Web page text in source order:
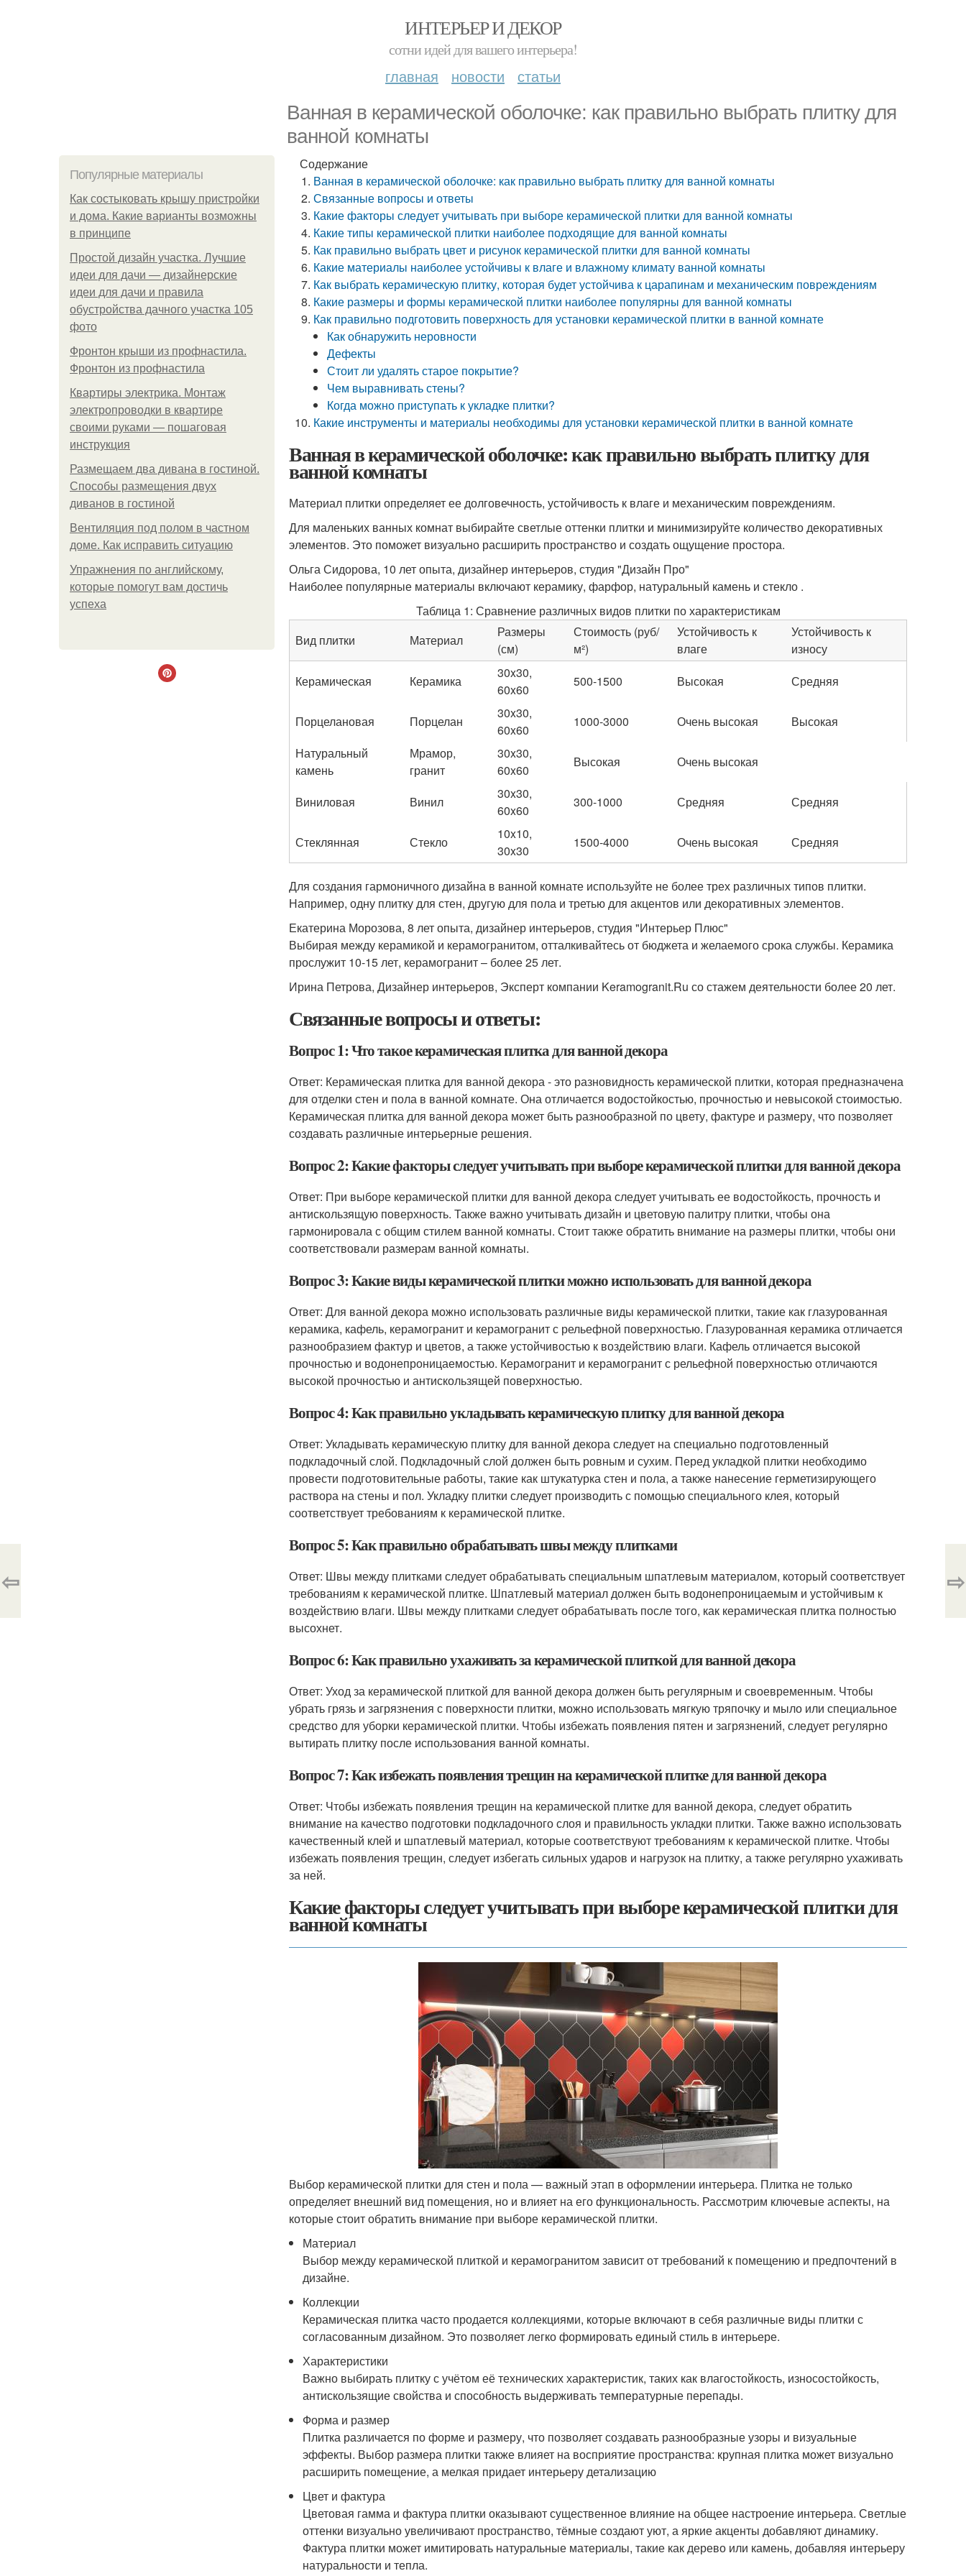
ИНТЕРЬЕР И ДЕКОР
сотни идей для вашего интерьера!
главная новости статьи
Ванная в керамической оболочке: как правильно выбрать плитку для
ванной комнаты
Популярные материалы
Как состыковать крышу пристройки
и дома. Какие варианты возможны
в принципе
Простой дизайн участка. Лучшие
идеи для дачи — дизайнерские
идеи для дачи и правила
обустройства дачного участка 105
фото
Фронтон крыши из профнастила.
Фронтон из профнастила
Квартиры электрика. Монтаж
электропроводки в квартире
своими руками — пошаговая
инструкция
Размещаем два дивана в гостиной.
Способы размещения двух
диванов в гостиной
Вентиляция под полом в частном
доме. Как исправить ситуацию
Упражнения по английскому,
которые помогут вам достичь
успеха
Содержание
Ванная в керамической оболочке: как правильно выбрать плитку для ванной комнаты
Связанные вопросы и ответы
Какие факторы следует учитывать при выборе керамической плитки для ванной комнаты
Какие типы керамической плитки наиболее подходящие для ванной комнаты
Как правильно выбрать цвет и рисунок керамической плитки для ванной комнаты
Какие материалы наиболее устойчивы к влаге и влажному климату ванной комнаты
Как выбрать керамическую плитку, которая будет устойчива к царапинам и механическим повреждениям
Какие размеры и формы керамической плитки наиболее популярны для ванной комнаты
Как правильно подготовить поверхность для установки керамической плитки в ванной комнате
Как обнаружить неровности
Дефекты
Стоит ли удалять старое покрытие?
Чем выравнивать стены?
Когда можно приступать к укладке плитки?
Какие инструменты и материалы необходимы для установки керамической плитки в ванной комнате
Ванная в керамической оболочке: как правильно выбрать плитку для
ванной комнаты
Материал плитки определяет ее долговечность, устойчивость к влаге и механическим повреждениям.
Для маленьких ванных комнат выбирайте светлые оттенки плитки и минимизируйте количество декоративных
элементов. Это поможет визуально расширить пространство и создать ощущение простора.
Ольга Сидорова, 10 лет опыта, дизайнер интерьеров, студия "Дизайн Про"
Наиболее популярные материалы включают керамику, фарфор, натуральный камень и стекло .
Таблица 1: Сравнение различных видов плитки по характеристикам
Вид плитки
Материал
Размеры
(см)
Стоимость (руб/
м²)
Устойчивость к
влаге
Устойчивость к
износу
Керамическая
Керамика
30x30,
60x60
500-1500 Высокая Средняя
Порцелановая Порцелан
30x30,
60x60
1000-3000 Очень высокая
Высокая
Натуральный
камень
Мрамор,
гранит
30x30,
60x60
Высокая Очень высокая
Виниловая Винил
30x30,
60x60
300-1000 Средняя Средняя
Стеклянная Стекло
10x10,
30x30
1500-4000 Очень высокая Средняя
Для создания гармоничного дизайна в ванной комнате используйте не более трех различных типов плитки.
Например, одну плитку для стен, другую для пола и третью для акцентов или декоративных элементов.
Екатерина Морозова, 8 лет опыта, дизайнер интерьеров, студия "Интерьер Плюс"
Выбирая между керамикой и керамогранитом, отталкивайтесь от бюджета и желаемого срока службы. Керамика
прослужит 10-15 лет, керамогранит – более 25 лет.
Ирина Петрова, Дизайнер интерьеров, Эксперт компании Keramogranit.Ru со стажем деятельности более 20 лет.
Связанные вопросы и ответы:
Вопрос 1: Что такое керамическая плитка для ванной декора
Ответ: Керамическая плитка для ванной декора - это разновидность керамической плитки, которая предназначена
для отделки стен и пола в ванной комнате. Она отличается водостойкостью, прочностью и невысокой стоимостью.
Керамическая плитка для ванной декора может быть разнообразной по цвету, фактуре и размеру, что позволяет
создавать различные интерьерные решения.
Вопрос 2: Какие факторы следует учитывать при выборе керамической плитки для ванной декора
Ответ: При выборе керамической плитки для ванной декора следует учитывать ее водостойкость, прочность и
антискользящую поверхность. Также важно учитывать дизайн и цветовую палитру плитки, чтобы она
гармонировала с общим стилем ванной комнаты. Стоит также обратить внимание на размеры плитки, чтобы они
соответствовали размерам ванной комнаты.
Вопрос 3: Какие виды керамической плитки можно использовать для ванной декора
Ответ: Для ванной декора можно использовать различные виды керамической плитки, такие как глазурованная
керамика, кафель, керамогранит и керамогранит с рельефной поверхностью. Глазурованная керамика отличается
разнообразием фактур и цветов, а также устойчивостью к воздействию влаги. Кафель отличается высокой
прочностью и водонепроницаемостью. Керамогранит и керамогранит с рельефной поверхностью отличаются
высокой прочностью и антискользящей поверхностью.
Вопрос 4: Как правильно укладывать керамическую плитку для ванной декора
Ответ: Укладывать керамическую плитку для ванной декора следует на специально подготовленный
подкладочный слой. Подкладочный слой должен быть ровным и сухим. Перед укладкой плитки необходимо
провести подготовительные работы, такие как штукатурка стен и пола, а также нанесение герметизирующего
раствора на стены и пол. Укладку плитки следует производить с помощью специального клея, который
соответствует требованиям к керамической плитке.
Вопрос 5: Как правильно обрабатывать швы между плитками
Ответ: Швы между плитками следует обрабатывать специальным шпатлевым материалом, который соответствует
требованиям к керамической плитке. Шпатлевый материал должен быть водонепроницаемым и устойчивым к
воздействию влаги. Швы между плитками следует обрабатывать после того, как керамическая плитка полностью
высохнет.
Вопрос 6: Как правильно ухаживать за керамической плиткой для ванной декора
Ответ: Уход за керамической плиткой для ванной декора должен быть регулярным и своевременным. Чтобы
убрать грязь и загрязнения с поверхности плитки, можно использовать мягкую тряпочку и мыло или специальное
средство для уборки керамической плитки. Чтобы избежать появления пятен и загрязнений, следует регулярно
вытирать плитку после использования ванной комнаты.
Вопрос 7: Как избежать появления трещин на керамической плитке для ванной декора
Ответ: Чтобы избежать появления трещин на керамической плитке для ванной декора, следует обратить
внимание на качество подготовки подкладочного слоя и правильность укладки плитки. Также важно использовать
качественный клей и шпатлевый материал, которые соответствуют требованиям к керамической плитке. Чтобы
избежать появления трещин, следует избегать сильных ударов и нагрузок на плитку, а также регулярно ухаживать
за ней.
Какие факторы следует учитывать при выборе керамической плитки для
ванной комнаты
Выбор керамической плитки для стен и пола — важный этап в оформлении интерьера. Плитка не только
определяет внешний вид помещения, но и влияет на его функциональность. Рассмотрим ключевые аспекты, на
которые стоит обратить внимание при выборе керамической плитки.
Материал
Выбор между керамической плиткой и керамогранитом зависит от требований к помещению и предпочтений в
дизайне.
Коллекции
Керамическая плитка часто продается коллекциями, которые включают в себя различные виды плитки с
согласованным дизайном. Это позволяет легко формировать единый стиль в интерьере.
Характеристики
Важно выбирать плитку с учётом её технических характеристик, таких как влагостойкость, износостойкость,
антискользящие свойства и способность выдерживать температурные перепады.
Форма и размер
Плитка различается по форме и размеру, что позволяет создавать разнообразные узоры и визуальные
эффекты. Выбор размера плитки также влияет на восприятие пространства: крупная плитка может визуально
расширить помещение, а мелкая придает интерьеру детализацию
Цвет и фактура
Цветовая гамма и фактура плитки оказывают существенное влияние на общее настроение интерьера. Светлые
оттенки визуально увеличивают пространство, тёмные создают уют, а яркие акценты добавляют динамику.
Фактура плитки может имитировать натуральные материалы, такие как дерево или камень, добавляя интерьеру
натуральности и тепла.
⇦ ⇨